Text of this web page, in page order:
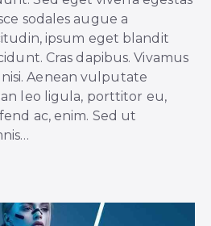
sodales augue a
ipsum eget blandit
Cras dapibus. Vivamus
Aenean vulputate
leo ligula, porttitor eu,
ac, enim. Sed ut